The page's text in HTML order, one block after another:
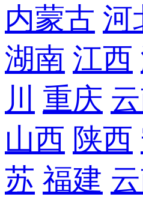
内蒙古 河
湖南 江西
川
重庆
山西 陕西
苏 福建